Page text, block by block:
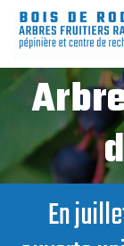
Se rendre au contenu
En